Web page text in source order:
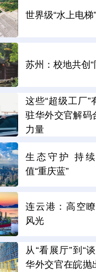
世界级“水上电梯
苏州：校地共创“
这些“超级工厂”
驻华外交官解码
力量
生态守护 持
值“重庆蓝”
连云港：高空
风光
从“看展厅”到“
华外交官在皖抛